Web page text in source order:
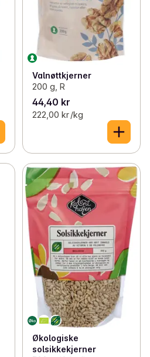
Valnøttkjerner
200 g, R
44,40 kr
222,00 kr /kg
Økologiske
solsikkekjerner